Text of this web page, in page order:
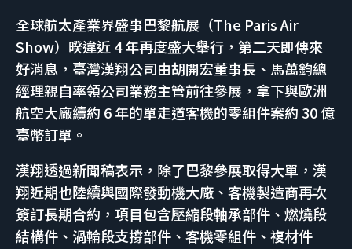
全球航太產業界盛事巴黎航展（The Paris Air
Show）暌違近 4 年再度盛大舉行，第二天即傳來
好消息，臺灣漢翔公司由胡開宏董事長、馬萬鈞總
經理親自率領公司業務主管前往參展，拿下與歐洲
航空大廠續約 6 年的單走道客機的零組件案約 30 億
臺幣訂單。
漢翔透過新聞稿表示，除了巴黎參展取得大單，漢
翔近期也陸續與國際發動機大廠、客機製造商再次
簽訂長期合約，項目包含壓縮段軸承部件、燃燒段
結構件、渦輪段支撐部件、客機零組件、複材件